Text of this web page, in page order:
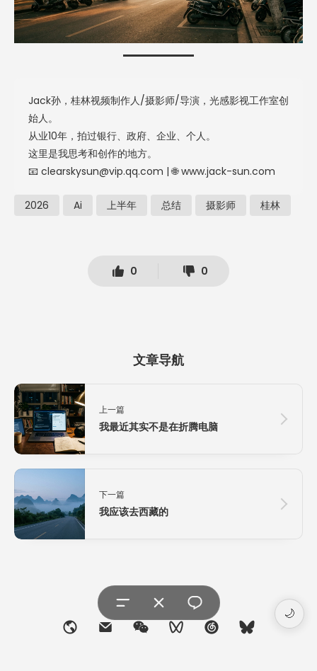
Jack孙，桂林视频制作人/摄影师/导演，光感影视工作室创
始人。
从业10年，拍过银行、政府、企业、个人。
这里是我思考和创作的地方。
📧 clearskysun@vip.qq.com | 🌐 www.jack-sun.com
2026 Ai 上半年 总结 摄影师 桂林
0 0
文章导航
上一篇
我最近其实不是在折腾电脑
下一篇
我应该去西藏的
🌙